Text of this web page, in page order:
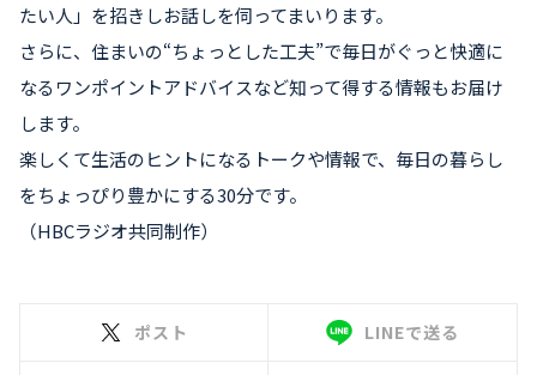
たい人」を招きしお話しを伺ってまいります。
さらに、住まいの“ちょっとした工夫”で毎日がぐっと快適に
なるワンポイントアドバイスなど知って得する情報もお届け
します。
楽しくて生活のヒントになるトークや情報で、毎日の暮らし
をちょっぴり豊かにする30分です。
（HBCラジオ共同制作）
ポスト LINEで送る